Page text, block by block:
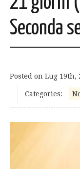
Seconda
Posted on Lug 19th,
Categories: